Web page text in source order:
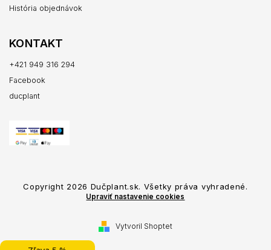
História objednávok
KONTAKT
+421 949 316 294
Facebook
ducplant
Vytvoril Shoptet
Copyright 2026 Dučplant.sk. Všetky práva vyhradené.
Upraviť nastavenie cookies